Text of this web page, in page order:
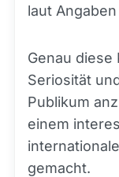
laut
Genau diese
Seriosität
Publikum
einem
gemacht.